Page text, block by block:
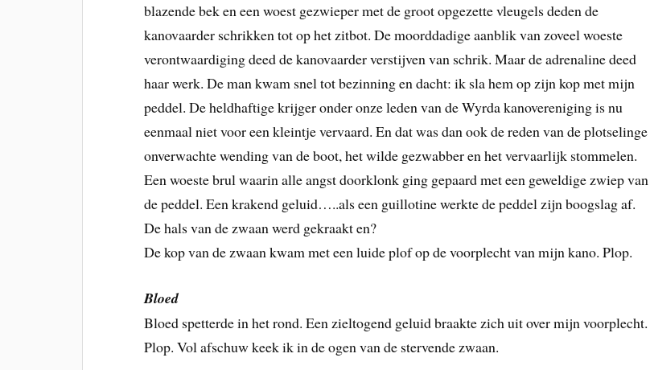
blazende bek en een woest gezwieper met de groot opgezette vleugels deden de
kanovaarder schrikken tot op het zitbot. De moorddadige aanblik van zoveel woeste
verontwaardiging deed de kanovaarder verstijven van schrik. Maar de adrenaline deed
haar werk. De man kwam snel tot bezinning en dacht: ik sla hem op zijn kop met mijn
peddel. De heldhaftige krijger onder onze leden van de Wyrda kanovereniging is nu
eenmaal niet voor een kleintje vervaard. En dat was dan ook de reden van de plotselinge
onverwachte wending van de boot, het wilde gezwabber en het vervaarlijk stommelen.
Een woeste brul waarin alle angst doorklonk ging gepaard met een geweldige zwiep van
de peddel. Een krakend geluid…..als een guillotine werkte de peddel zijn boogslag af.
De hals van de zwaan werd gekraakt en?
De kop van de zwaan kwam met een luide plof op de voorplecht van mijn kano. Plop.
Bloed
Bloed spetterde in het rond. Een zieltogend geluid braakte zich uit over mijn voorplecht.
Plop. Vol afschuw keek ik in de ogen van de stervende zwaan.